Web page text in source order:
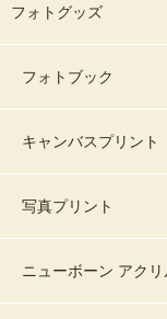
フォトグッズ
フォトブック
キャンバスプリント
写真プリント
ニューボーン アクリ